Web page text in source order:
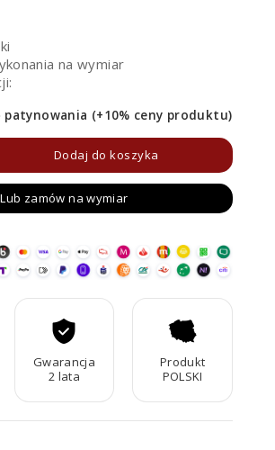
na wymiar
patynowania (+10% ceny produktu)
Dodaj do koszyka
Lub zamów na wymiar
Gwarancja
2 lata
Produkt
POLSKI